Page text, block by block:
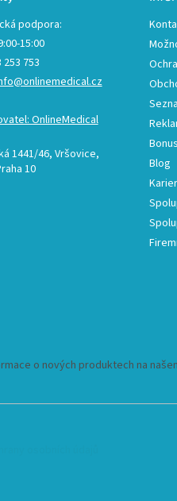
podpora:
15:00
253 753
OnlineMedical
1441/46, Vršovice,
10
Blog
o nových produktech na